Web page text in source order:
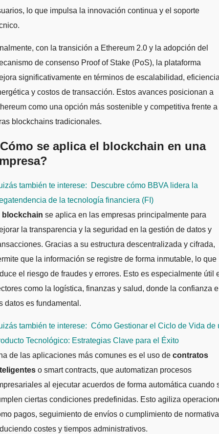
lo que impulsa la innovación continua y el soporte
con la transición a Ethereum 2.0 y la adopción del
de consenso Proof of Stake (PoS), la plataforma
significativamente en términos de escalabilidad,
y costos de transacción. Estos avances posicionan a
como una opción más sostenible y competitiva frente a
blockchains tradicionales.
se aplica el blockchain en una
también te interese:
Descubre cómo BBVA lidera la
de la tecnología financiera (FI)
blockchain se aplica en las empresas principalmente para
la transparencia y la seguridad en la gestión de datos y
Gracias a su estructura descentralizada y cifrada,
que la información se registre de forma inmutable, lo que
el riesgo de fraudes y errores. Esto es especialmente útil
como la logística, finanzas y salud, donde la confianza
datos es fundamental.
también te interese: Cómo Gestionar el Ciclo de Vida de
Tecnológico: Estrategias Clave para el Éxito
de las aplicaciones más comunes es el uso de contratos
o smart contracts, que automatizan procesos
al ejecutar acuerdos de forma automática cuando
ciertas condiciones predefinidas. Esto agiliza
pagos, seguimiento de envíos o cumplimiento de
costes y tiempos administrativos.